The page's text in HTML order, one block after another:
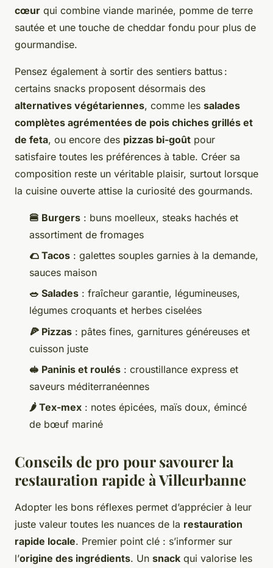
cœur qui combine viande marinée, pomme de terre
sautée et une touche de cheddar fondu pour plus de
gourmandise.
Pensez également à sortir des sentiers battus :
certains snacks proposent désormais des
alternatives végétariennes, comme les salades
complètes agrémentées de pois chiches grillés et
de feta, ou encore des pizzas bi-goût pour
satisfaire toutes les préférences à table. Créer sa
composition reste un véritable plaisir, surtout lorsque
la cuisine ouverte attise la curiosité des gourmands.
🍔 Burgers : buns moelleux, steaks hachés et
assortiment de fromages
🌮 Tacos : galettes souples garnies à la demande,
sauces maison
🥗 Salades : fraîcheur garantie, légumineuses,
légumes croquants et herbes ciselées
🍕 Pizzas : pâtes fines, garnitures généreuses et
cuisson juste
🥪 Paninis et roulés : croustillance express et
saveurs méditerranéennes
🌶️ Tex-mex : notes épicées, maïs doux, émincé
de bœuf mariné
Conseils de pro pour savourer la
restauration rapide à Villeurbanne
Adopter les bons réflexes permet d’apprécier à leur
juste valeur toutes les nuances de la restauration
rapide locale. Premier point clé : s’informer sur
l’origine des ingrédients. Un snack qui valorise les